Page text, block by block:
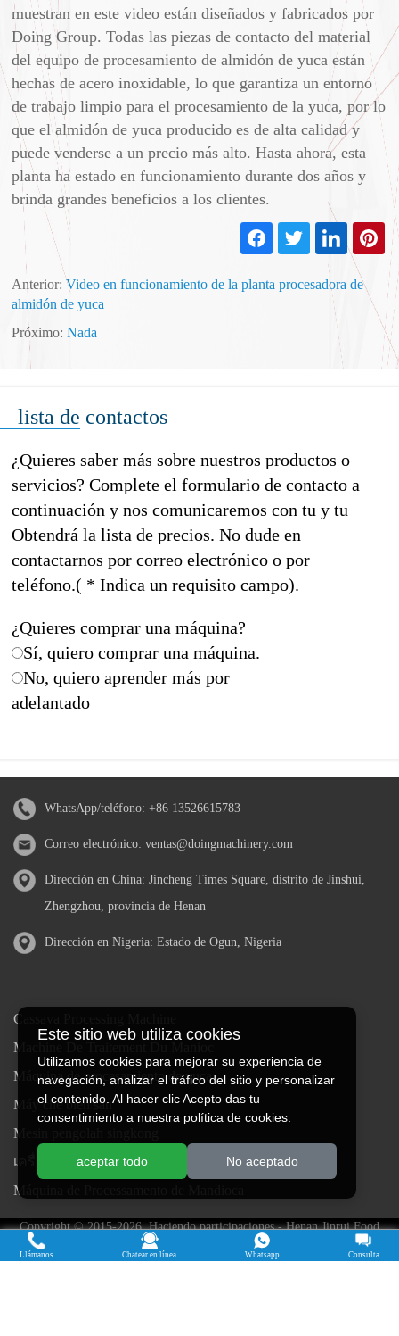
muestran en este video están diseñados y fabricados por
Doing Group. Todas las piezas de contacto del material
del equipo de procesamiento de almidón de yuca están
hechas de acero inoxidable, lo que garantiza un entorno
de trabajo limpio para el procesamiento de la yuca, por lo
que el almidón de yuca producido es de alta calidad y
puede venderse a un precio más alto. Hasta ahora, esta
planta ha estado en funcionamiento durante dos años y
brinda grandes beneficios a los clientes.
Anterior:Video en funcionamiento de la planta procesadora de
almidón de yuca
Próximo:Nada
lista de contactos
¿Quieres saber más sobre nuestros productos o
servicios? Complete el formulario de contacto a
continuación y nos comunicaremos con tu y tu
Obtendrá la lista de precios. No dude en
contactarnos por correo electrónico o por
teléfono.( * Indica un requisito campo).
¿Quieres comprar una máquina?
Sí, quiero comprar una máquina.
No, quiero aprender más por
adelantado
WhatsApp/teléfono: +86 13526615783
Correo electrónico: ventas@doingmachinery.com
Dirección en China: Jincheng Times Square, distrito de Jinshui,
Zhengzhou, provincia de Henan
Dirección en Nigeria: Estado de Ogun, Nigeria
Cassava Processing Machine
Machine De Traitement Du Manioc
Máquina de procesamiento de yuca
Máy chế biến sắn
Mesin pengolah singkong
เครื่องแปรรูปมันสำปะหลัง
Máquina de Processamento de Mandioca
Este sitio web utiliza cookies
Utilizamos cookies para mejorar su experiencia de
navegación, analizar el tráfico del sitio y personalizar
el contenido. Al hacer clic Acepto das tu
consentimiento a nuestra política de cookies.
aceptar todo No aceptado
Llámanos Chatear en línea Whatsapp Consulta
Copyright © 2015-2026. Haciendo participaciones - Henan Jinrui Food
Engineering Co., Ltd
| política de privacidad |Reservados todos los
derechos.